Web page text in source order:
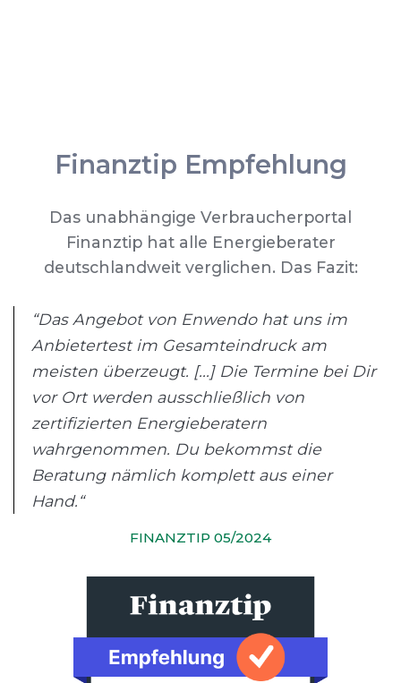
Finanztip Empfehlung
Das unabhängige Verbraucherportal
Finanztip hat alle Energieberater
deutschlandweit verglichen. Das Fazit:
“Das Angebot von Enwendo hat uns im
Anbietertest im Gesamteindruck am
meisten überzeugt. [...] Die Termine bei Dir
vor Ort werden ausschließlich von
zertifizierten Energieberatern
wahrgenommen. Du bekommst die
Beratung nämlich komplett aus einer
Hand.“
FINANZTIP 05/2024